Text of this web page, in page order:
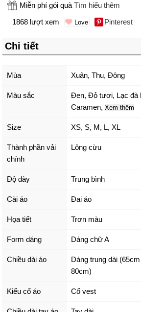
Miễn phí gói quà Tìm hiểu thêm
1868 lượt xem
Pinterest
Chi tiết
Mùa Xuân, Thu, Đông
Màu sắc Đen, Đỏ tươi, Lạc đà
Caramen, Xem thêm
Size XS, S, M, L, XL
Thành phần vải
chính
Lông cừu
Độ dày Trung bình
Cài áo Đai áo
Họa tiết Trơn màu
Form dáng Dáng chữ A
Chiều dài áo
Dáng trung dài
80cm)
Kiểu cổ áo Cổ vest